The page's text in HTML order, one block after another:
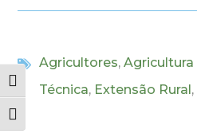
Alternar alto contraste
Alternar tamanho da fonte
Agricultores,Agricultura
Técnica, Extensão Rural,